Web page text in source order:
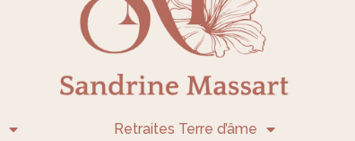
Retraites Terre d’âme